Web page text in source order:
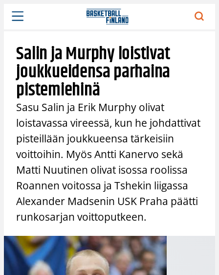
Siirry
sisältöön
Salin ja Murphy loistivat
joukkueidensa parhaina
pistemiehinä
Sasu Salin ja Erik Murphy olivat
loistavassa vireessä, kun he johdattivat
pisteillään joukkueensa tärkeisiin
voittoihin. Myös Antti Kanervo sekä
Matti Nuutinen olivat isossa roolissa
Roannen voitossa ja Tshekin liigassa
Alexander Madsenin USK Praha päätti
runkosarjan voittoputkeen.